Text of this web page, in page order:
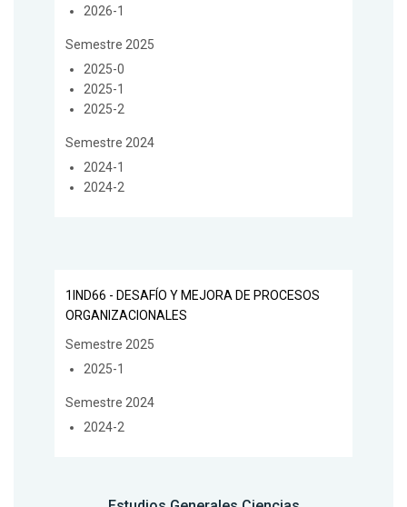
2026-1
Semestre 2025
2025-0
2025-1
2025-2
Semestre 2024
2024-1
2024-2
1IND66 - DESAFÍO Y MEJORA DE PROCESOS
ORGANIZACIONALES
Semestre 2025
2025-1
Semestre 2024
2024-2